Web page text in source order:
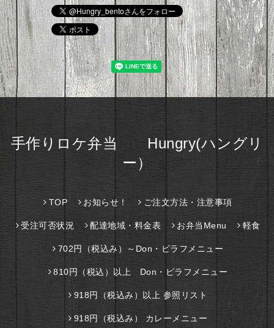
手作りロケ弁当 Hungry(ハングリ
ー）
TOP お知らせ！ ご注文方法・注意事項
受注可否状況 配達地域・料金表 お弁当Menu 軽食
702円（税込み）～Don・ピラフメニュー
810円（税込）以上 Don・ピラフメニュー
918円（税込み）以上 参照リスト
918円（税込み） カレーメニュー